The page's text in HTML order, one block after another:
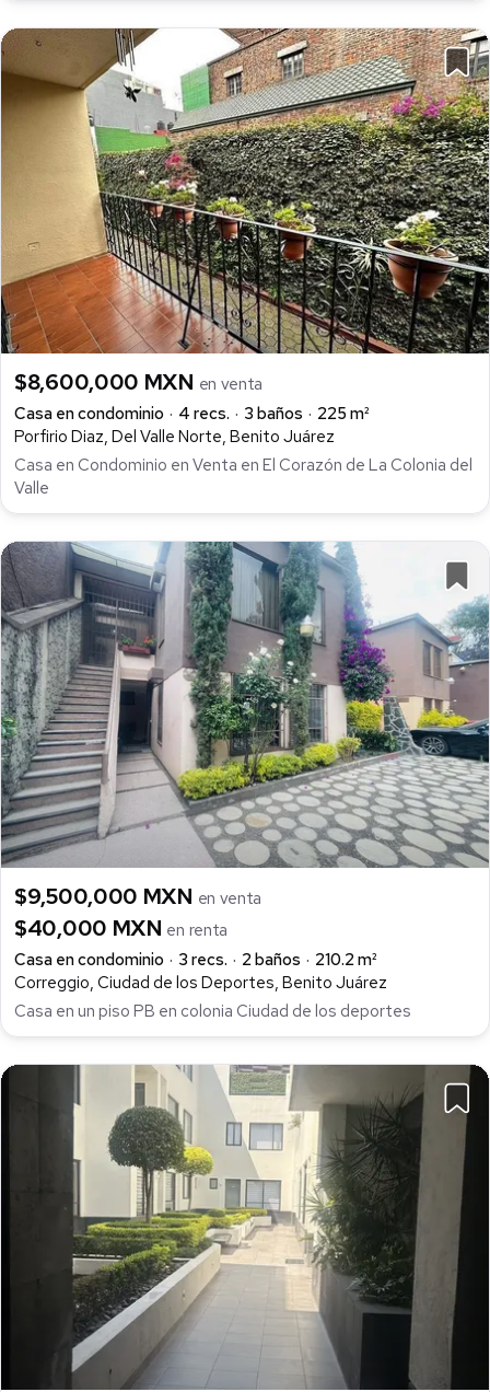
$8,600,000 MXN en venta
Casa en condominio
4 recs. 3 baños
225 m²
Porfirio Diaz, Del Valle Norte, Benito Juárez
Casa en Condominio en Venta en El Corazón de La Colonia del
Valle
$9,500,000 MXN en venta
$40,000 MXN en renta
Casa en condominio
3 recs. 2 baños
210.2 m²
Correggio, Ciudad de los Deportes, Benito Juárez
Casa en un piso PB en colonia Ciudad de los deportes